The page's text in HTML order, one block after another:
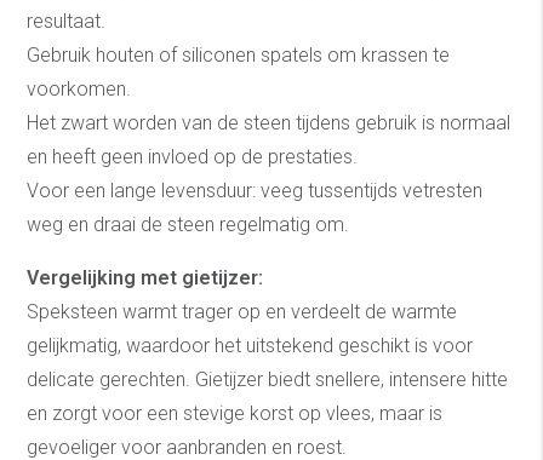
resultaat.
Gebruik houten of siliconen spatels om krassen te
voorkomen.
Het zwart worden van de steen tijdens gebruik is normaal
en heeft geen invloed op de prestaties.
Voor een lange levensduur: veeg tussentijds vetresten
weg en draai de steen regelmatig om.
Vergelijking met gietijzer:
Speksteen warmt trager op en verdeelt de warmte
gelijkmatig, waardoor het uitstekend geschikt is voor
delicate gerechten. Gietijzer biedt snellere, intensere hitte
en zorgt voor een stevige korst op vlees, maar is
gevoeliger voor aanbranden en roest.